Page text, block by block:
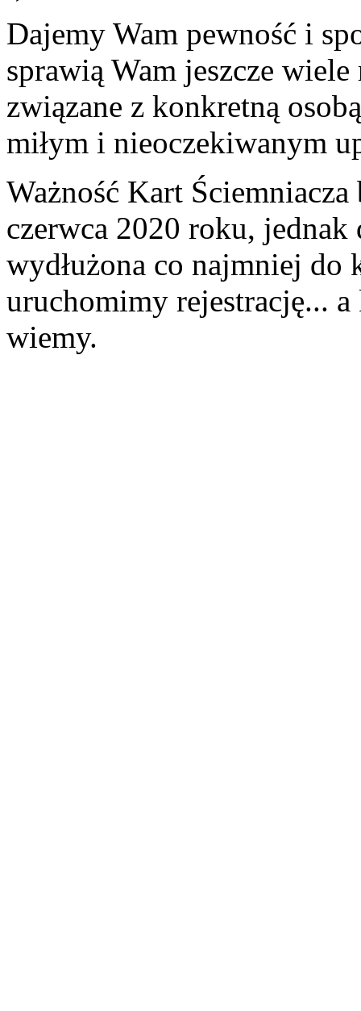
Dajemy Wam pewność i
sprawią Wam jeszcze
związane z konkretną
miłym i nieoczekiwanym
Ważność Kart
czerwca 2020 roku, jednak
wydłużona co najmniej do
uruchomimy rejestrację...
wiemy.